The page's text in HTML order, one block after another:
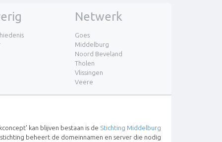
Netwerk
Goes
Middelburg
Noord Beveland
Tholen
Vlissingen
Veere
kan blijven bestaan is de Stichting Middelburg
beheert de domeinnamen en server die nodig